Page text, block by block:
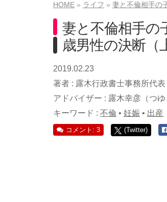
HOME ライフ 妻と不倫相手の
妻と不倫相手の
歳男性の決断（
2019.02.23
著者 : 露木行政書士事務所代
アドバイザー : 露木幸彦（つゆ
キーワード : 不倫 • 妊娠 • 出産
コメント: 3 (Twitter)